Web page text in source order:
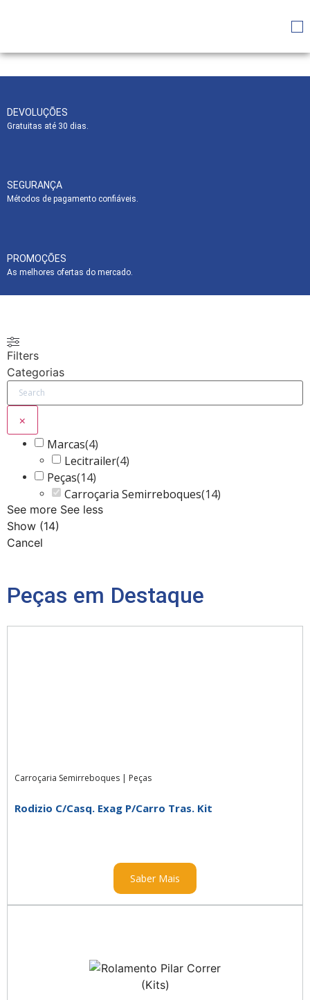
DEVOLUÇÕES
Gratuitas até 30 dias.
SEGURANÇA
Métodos de pagamento confiáveis.
PROMOÇÕES
As melhores ofertas do mercado.
Filters
Categorias
×
Marcas(4)
Lecitrailer(4)
Peças(14)
Carroçaria Semirreboques(14)
See more See less
Show (14)
Cancel
Peças em Destaque
Carroçaria Semirreboques | Peças
Rodizio C/Casq. Exag P/Carro Tras. Kit
Saber Mais